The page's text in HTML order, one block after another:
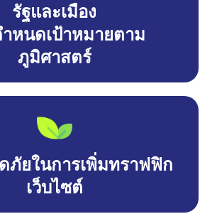
รัฐและเมือง
หนดเป้าหมายตาม
ภูมิศาสตร์
ภัยในการเพิ่มทราฟฟิก
เว็บไซต์